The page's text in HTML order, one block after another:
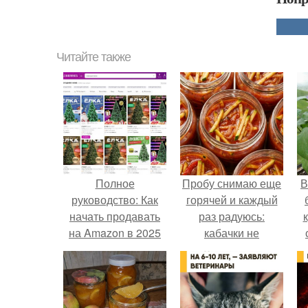
Читайте также
Полное
руководство: Как
начать продавать
на Amazon в 2025
году
Пробу снимаю еще
горячей и каждый
раз радуюсь:
кабачки не
развариваются, а
соус получается
густым и
пикантным.